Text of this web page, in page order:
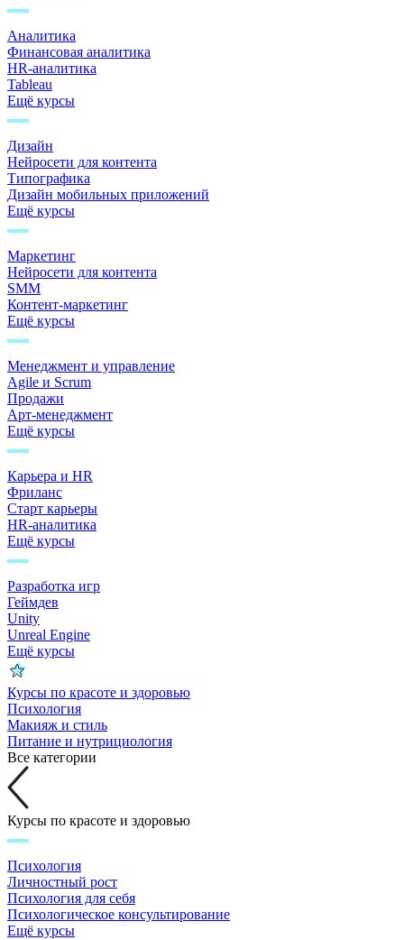
Аналитика
Финансовая аналитика
HR-аналитика
Tableau
Ещё курсы
Дизайн
Нейросети для контента
Типографика
Дизайн мобильных приложений
Ещё курсы
Маркетинг
Нейросети для контента
SMM
Контент-маркетинг
Ещё курсы
Менеджмент и управление
Agile и Scrum
Продажи
Арт-менеджмент
Ещё курсы
Карьера и HR
Фриланс
Старт карьеры
HR-аналитика
Ещё курсы
Разработка игр
Геймдев
Unity
Unreal Engine
Ещё курсы
Курсы по красоте и здоровью
Психология
Макияж и стиль
Питание и нутрициология
Все категории
Курсы по красоте и здоровью
Психология
Личностный рост
Психология для себя
Психологическое консультирование
Ещё курсы